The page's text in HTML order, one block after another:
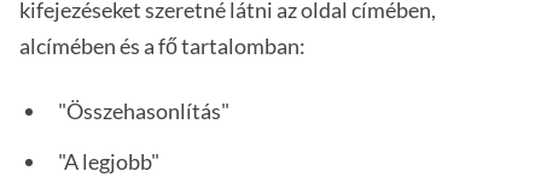
kifejezéseket szeretné látni az oldal címében,
alcímében és a fő tartalomban:
"Összehasonlítás"
"A legjobb"